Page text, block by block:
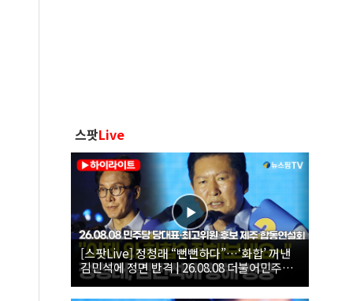
스팟Live
[스팟Live] 정청래 “뻔뻔하다”…‘화합’ 꺼낸
김민석에 정면 반격 | 26.08.08 더불어민주당
당대표·최고위원 후보 제주 합동연설회